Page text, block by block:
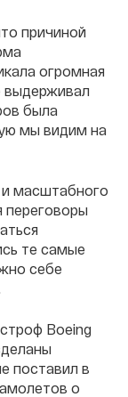
причиной
огромная
выдерживал
была
мы видим на
и масштабного
переговоры
те самые
себе
Boeing
поставил в
о